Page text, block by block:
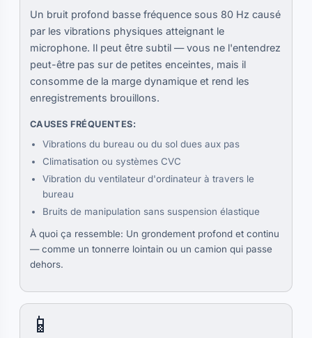
Un bruit profond basse fréquence sous 80 Hz causé
par les vibrations physiques atteignant le
microphone. Il peut être subtil — vous ne l'entendrez
peut-être pas sur de petites enceintes, mais il
consomme de la marge dynamique et rend les
enregistrements brouillons.
CAUSES FRÉQUENTES:
Vibrations du bureau ou du sol dues aux pas
Climatisation ou systèmes CVC
Vibration du ventilateur d'ordinateur à travers le
bureau
Bruits de manipulation sans suspension élastique
À quoi ça ressemble: Un grondement profond et continu
— comme un tonnerre lointain ou un camion qui passe
dehors.
📱